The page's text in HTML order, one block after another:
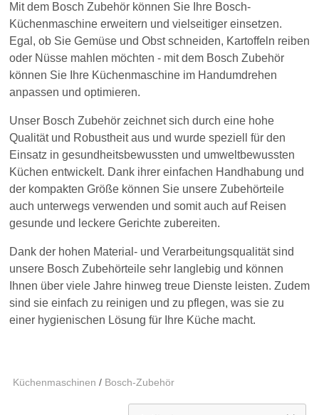
Mit dem Bosch Zubehör können Sie Ihre Bosch-
Küchenmaschine erweitern und vielseitiger einsetzen.
Egal, ob Sie Gemüse und Obst schneiden, Kartoffeln reiben
oder Nüsse mahlen möchten - mit dem Bosch Zubehör
können Sie Ihre Küchenmaschine im Handumdrehen
anpassen und optimieren.
Unser Bosch Zubehör zeichnet sich durch eine hohe
Qualität und Robustheit aus und wurde speziell für den
Einsatz in gesundheitsbewussten und umweltbewussten
Küchen entwickelt. Dank ihrer einfachen Handhabung und
der kompakten Größe können Sie unsere Zubehörteile
auch unterwegs verwenden und somit auch auf Reisen
gesunde und leckere Gerichte zubereiten.
Dank der hohen Material- und Verarbeitungsqualität sind
unsere Bosch Zubehörteile sehr langlebig und können
Ihnen über viele Jahre hinweg treue Dienste leisten. Zudem
sind sie einfach zu reinigen und zu pflegen, was sie zu
einer hygienischen Lösung für Ihre Küche macht.
Küchenmaschinen / Bosch-Zubehör